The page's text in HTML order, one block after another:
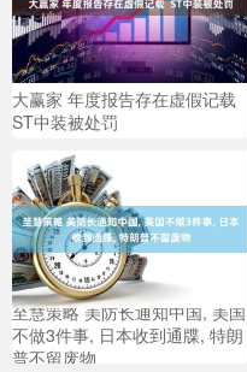
大赢家 年度报告存在虚假记载
ST中装被处罚
至慧策略 美防长通知中国, 美国
不做3件事, 日本收到通牒, 特朗
普不留废物